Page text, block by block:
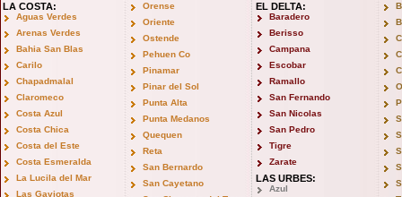
LA COSTA:
Aguas Verdes
Arenas Verdes
Bahia San Blas
Carilo
Chapadmalal
Claromeco
Costa Azul
Costa Chica
Costa del Este
Costa Esmeralda
La Lucila del Mar
Las Gaviotas
Orense
Oriente
Ostende
Pehuen Co
Pinamar
Pinar del Sol
Punta Alta
Punta Medanos
Quequen
Reta
San Bernardo
San Cayetano
EL DELTA:
Baradero
Berisso
Campana
Escobar
Ramallo
San Fernando
San Nicolas
San Pedro
Tigre
Zarate
LAS URBES:
Azul